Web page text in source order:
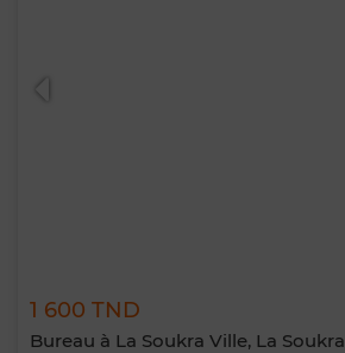
1 600 TND
Bureau à La Soukra Ville, La Soukra